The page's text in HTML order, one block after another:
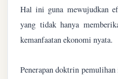
Hal ini guna mewujudkan
yang tidak hanya
kemanfaatan ekonomi nyata.
Penerapan doktrin